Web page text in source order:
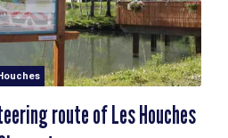
route of Les Houches